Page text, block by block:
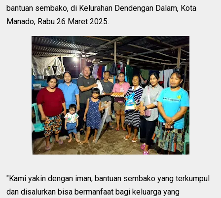
bantuan sembako, di Kelurahan Dendengan Dalam, Kota
Manado, Rabu 26 Maret 2025.
"Kami yakin dengan iman, bantuan sembako yang terkumpul
dan disalurkan bisa bermanfaat bagi keluarga yang